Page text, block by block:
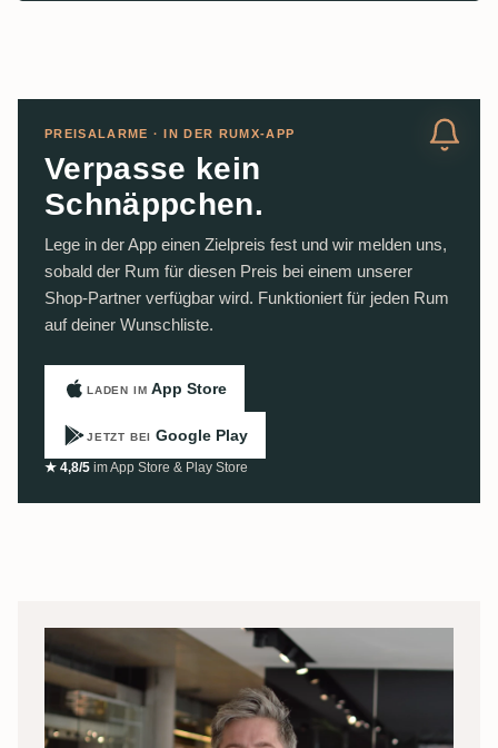
PREISALARME · IN DER RUMX-APP
Verpasse kein
Schnäppchen.
Lege in der App einen Zielpreis fest und wir melden uns,
sobald der Rum für diesen Preis bei einem unserer
Shop-Partner verfügbar wird. Funktioniert für jeden Rum
auf deiner Wunschliste.
LADEN IM App Store
JETZT BEI Google Play
★ 4,8/5 im App Store & Play Store